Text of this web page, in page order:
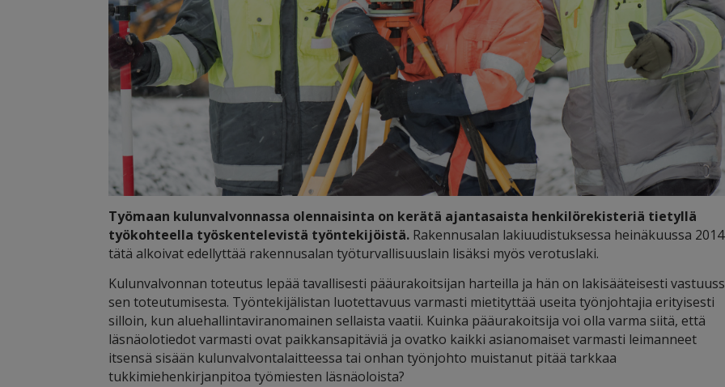
Työmaan kulunvalvonnassa olennaisinta on kerätä ajantasaista henkilörekisteriä tietyllä
työkohteella työskentelevistä työntekijöistä. Rakennusalan lakiuudistuksessa heinäkuussa 2014
tätä alkoivat edellyttää rakennusalan työturvallisuuslain lisäksi myös verotuslaki.
Kulunvalvonnan toteutus lepää tavallisesti pääurakoitsijan harteilla ja hän on lakisääteisesti
sen toteutumisesta. Työntekijälistan luotettavuus varmasti mietityttää useita työnjohtajia erityisesti
silloin, kun aluehallintaviranomainen sellaista vaatii. Kuinka pääurakoitsija voi olla varma siitä, että
läsnäolotiedot varmasti ovat paikkansapitäviä ja ovatko kaikki asianomaiset varmasti leimanneet
itsensä sisään kulunvalvontalaitteessa tai onhan työnjohto muistanut pitää tarkkaa
tukkimiehenkirjanpitoa työmiesten läsnäoloista?